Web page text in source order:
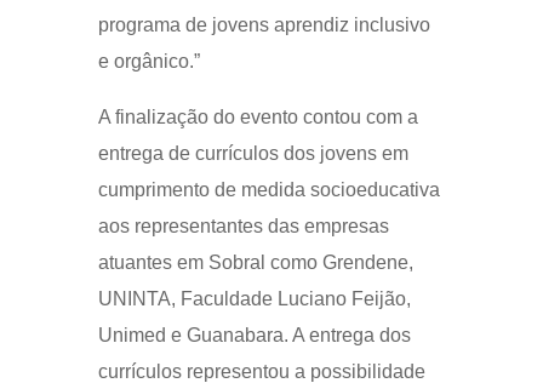
programa de jovens aprendiz inclusivo
e orgânico.”
A finalização do evento contou com a
entrega de currículos dos jovens em
cumprimento de medida socioeducativa
aos representantes das empresas
atuantes em Sobral como Grendene,
UNINTA, Faculdade Luciano Feijão,
Unimed e Guanabara. A entrega dos
currículos representou a possibilidade